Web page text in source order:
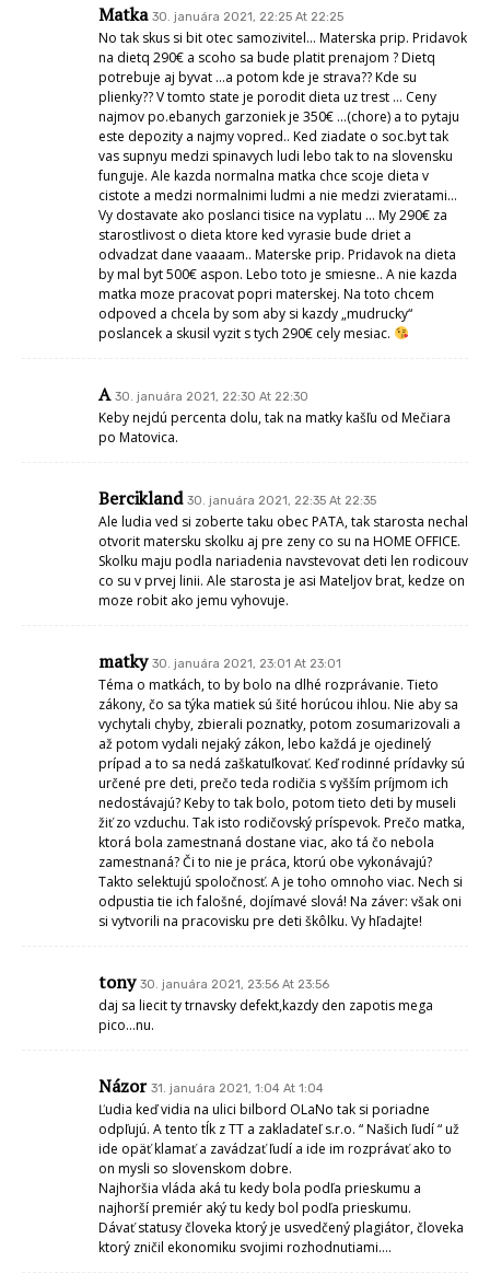
Matka 30. januára 2021, 22:25 At 22:25
No tak skus si bit otec samozivitel… Materska prip. Pridavok
na dietq 290€ a scoho sa bude platit prenajom ? Dietq
potrebuje aj byvat …a potom kde je strava?? Kde su
plienky?? V tomto state je porodit dieta uz trest … Ceny
najmov po.ebanych garzoniek je 350€ …(chore) a to pytaju
este depozity a najmy vopred.. Ked ziadate o soc.byt tak
vas supnyu medzi spinavych ludi lebo tak to na slovensku
funguje. Ale kazda normalna matka chce scoje dieta v
cistote a medzi normalnimi ludmi a nie medzi zvieratami…
Vy dostavate ako poslanci tisice na vyplatu … My 290€ za
starostlivost o dieta ktore ked vyrasie bude driet a
odvadzat dane vaaaam.. Materske prip. Pridavok na dieta
by mal byt 500€ aspon. Lebo toto je smiesne.. A nie kazda
matka moze pracovat popri materskej. Na toto chcem
odpoved a chcela by som aby si kazdy „mudrucky“
poslancek a skusil vyzit s tych 290€ cely mesiac.
A 30. januára 2021, 22:30 At 22:30
Keby nejdú percenta dolu, tak na matky kašľu od Mečiara
po Matovica.
Bercikland 30. januára 2021, 22:35 At 22:35
Ale ludia ved si zoberte taku obec PATA, tak starosta nechal
otvorit matersku skolku aj pre zeny co su na HOME OFFICE.
Skolku maju podla nariadenia navstevovat deti len rodicouv
co su v prvej linii. Ale starosta je asi Mateljov brat, kedze on
moze robit ako jemu vyhovuje.
matky 30. januára 2021, 23:01 At 23:01
Téma o matkách, to by bolo na dlhé rozprávanie. Tieto
zákony, čo sa týka matiek sú šité horúcou ihlou. Nie aby sa
vychytali chyby, zbierali poznatky, potom zosumarizovali a
až potom vydali nejaký zákon, lebo každá je ojedinelý
prípad a to sa nedá zaškatuľkovať. Keď rodinné prídavky sú
určené pre deti, prečo teda rodičia s vyšším príjmom ich
nedostávajú? Keby to tak bolo, potom tieto deti by museli
žiť zo vzduchu. Tak isto rodičovský príspevok. Prečo matka,
ktorá bola zamestnaná dostane viac, ako tá čo nebola
zamestnaná? Či to nie je práca, ktorú obe vykonávajú?
Takto selektujú spoločnosť. A je toho omnoho viac. Nech si
odpustia tie ich falošné, dojímavé slová! Na záver: však oni
si vytvorili na pracovisku pre deti škôlku. Vy hľadajte!
tony 30. januára 2021, 23:56 At 23:56
daj sa liecit ty trnavsky defekt,kazdy den zapotis mega
pico…nu.
Názor 31. januára 2021, 1:04 At 1:04
Ľudia keď vidia na ulici bilbord OLaNo tak si poriadne
odpľujú. A tento tĺk z TT a zakladateľ s.r.o. “ Našich ľudí “ už
ide opäť klamať a zavádzať ľudí a ide im rozprávať ako to
on mysli so slovenskom dobre.
Najhoršia vláda aká tu kedy bola podľa prieskumu a
najhorší premiér aký tu kedy bol podľa prieskumu.
Dávať statusy človeka ktorý je usvedčený plagiátor, človeka
ktorý zničil ekonomiku svojimi rozhodnutiami….